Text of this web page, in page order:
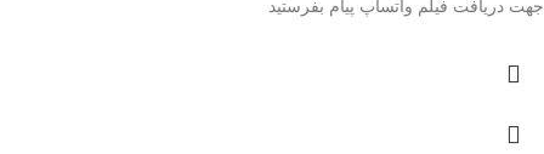
جهت دریافت فیلم واتساپ پیام بفرستید